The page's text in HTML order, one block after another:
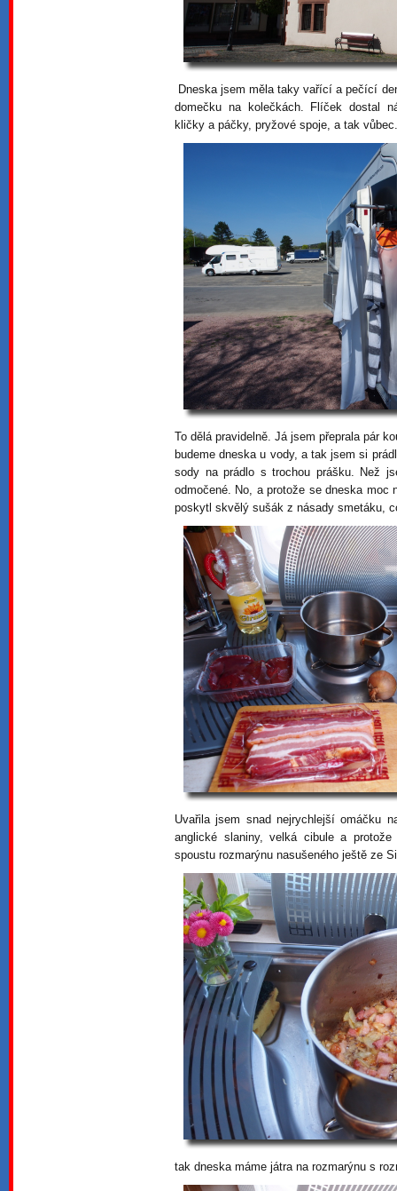
Dneska jsem měla taky vařící a pečící
domečku na kolečkách. Flíček dostal
kličky a páčky, pryžové spoje, a tak vůbec.
To dělá pravidelně. Já jsem přeprala pár
budeme dneska u vody, a tak jsem si
sody na prádlo s trochou prášku. Než
odmočené. No, a protože se dneska moc
poskytl skvělý sušák z násady smetáku,
Uvařila jsem snad nejrychlejší omáčku
anglické slaniny, velká cibule a
spoustu rozmarýnu nasušeného ještě ze
tak dneska máme játra na rozmarýnu s